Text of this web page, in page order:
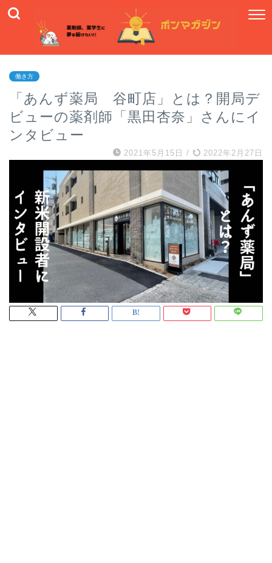
働き方
「あんず薬局 谷町店」とは？開局デ
ビューの薬剤師「黒田杏奈」さんにイ
ンタビュー
2021年5月15日 / 2022年2月27日